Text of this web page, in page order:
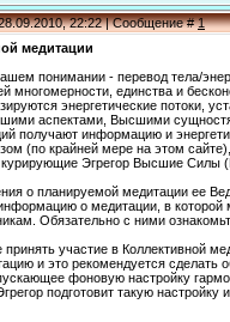
22:22 | Сообщение #1
медитации
понимании - перевод тела/
многомерности, единства и
энергетические потоки,
аспектами, Высшими
получают информацию и
(по крайней мере на этом
Эгрегор Высшие Силы
о планируемой медитации ее
о медитации, в которой
Обязательно с ними
принять участие в Коллективной
и это рекомендуется сделать
фоновую настройку
подготовит такую настройку